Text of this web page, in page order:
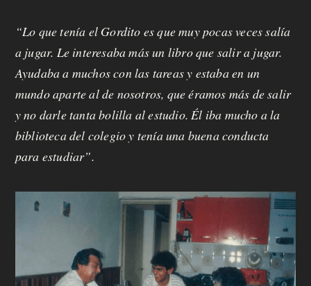
“Lo que tenía el Gordito es que muy pocas veces salía
a jugar. Le interesaba más un libro que salir a jugar.
Ayudaba a muchos con las tareas y estaba en un
mundo aparte al de nosotros, que éramos más de salir
y no darle tanta bolilla al estudio. Él iba mucho a la
biblioteca del colegio y tenía una buena conducta
para estudiar”.